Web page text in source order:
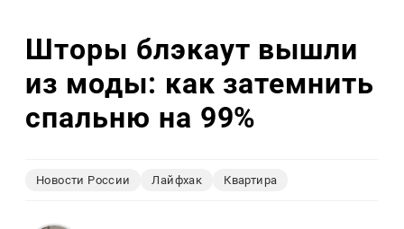
Шторы блэкаут вышли
из моды: как затемнить
спальню на 99%
Новости России Лайфхак Квартира